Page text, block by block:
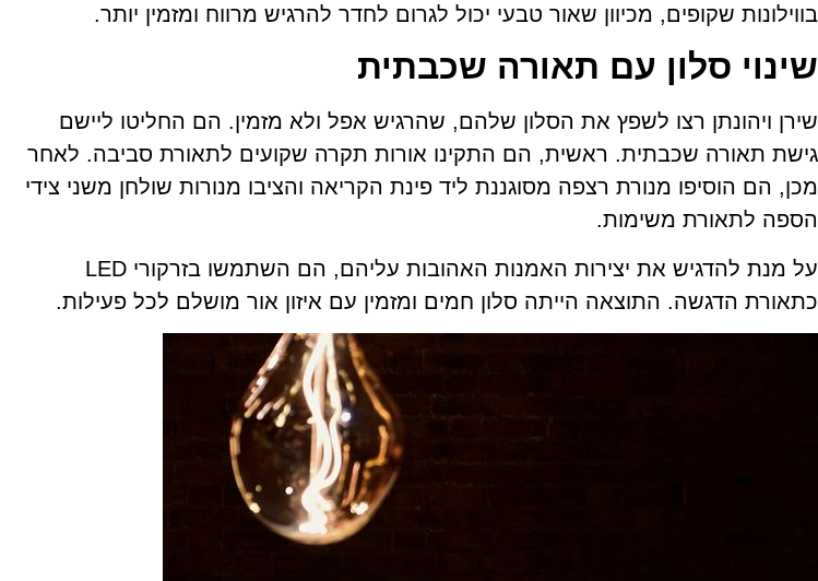
בווילונות שקופים, מכיוון שאור טבעי יכול לגרום לחדר להרגיש מרווח ומזמין יותר.
שינוי סלון עם תאורה שכבתית
שירן ויהונתן רצו לשפץ את הסלון שלהם, שהרגיש אפל ולא מזמין. הם החליטו ליישם
גישת תאורה שכבתית. ראשית, הם התקינו אורות תקרה שקועים לתאורת סביבה. לאחר
מכן, הם הוסיפו מנורת רצפה מסוגננת ליד פינת הקריאה והציבו מנורות שולחן משני צידי
הספה לתאורת משימות.
על מנת להדגיש את יצירות האמנות האהובות עליהם, הם השתמשו בזרקורי LED
כתאורת הדגשה. התוצאה הייתה סלון חמים ומזמין עם איזון אור מושלם לכל פעילות.